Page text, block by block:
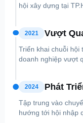
hội xây dựng tại
2021 Vượt
Triển khai chuỗi
doanh nghiệp vượt
2024 Phát
Tập trung vào
hướng tới hội nhập